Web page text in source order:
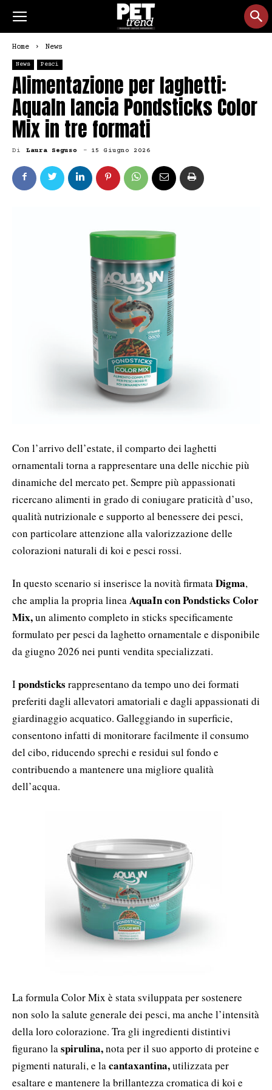
Home News
News Pesci
Alimentazione per laghetti:
AquaIn lancia Pondsticks Color
Mix in tre formati
Di Laura Seguso - 15 Giugno 2026
Con l’arrivo dell’estate, il comparto dei laghetti
ornamentali torna a rappresentare una delle nicchie più
dinamiche del mercato pet. Sempre più appassionati
ricercano alimenti in grado di coniugare praticità d’uso,
qualità nutrizionale e supporto al benessere dei pesci,
con particolare attenzione alla valorizzazione delle
colorazioni naturali di koi e pesci rossi.
In questo scenario si inserisce la novità firmataDigma,
che amplia la propria lineaAquaIn con Pondsticks Color
Mix,un alimento completo in sticks specificamente
formulato per pesci da laghetto ornamentale e disponibile
da giugno 2026 nei punti vendita specializzati.
Ipondsticks rappresentano da tempo uno dei formati
preferiti dagli allevatori amatoriali e dagli appassionati di
giardinaggio acquatico. Galleggiando in superficie,
consentono infatti di monitorare facilmente il consumo
del cibo, riducendo sprechi e residui sul fondo e
contribuendo a mantenere una migliore qualità
dell’acqua.
La formula Color Mix è stata sviluppata per sostenere
non solo la salute generale dei pesci, ma anche l’intensità
della loro colorazione. Tra gli ingredienti distintivi
figurano laspirulina,nota per il suo apporto di proteine e
pigmenti naturali, e lacantaxantina,utilizzata per
esaltare e mantenere la brillantezza cromatica di koi e